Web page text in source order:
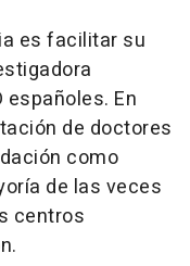
es facilitar su
En
de doctores
como
de las veces
centros